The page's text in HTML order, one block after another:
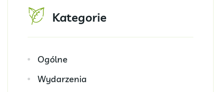
Kategorie
Ogólne
Wydarzenia